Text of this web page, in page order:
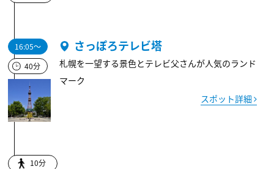
16:05～
40分
さっぽろテレビ塔
札幌を一望する景色とテレビ父さんが人気のランド
マーク
スポット詳細
10分